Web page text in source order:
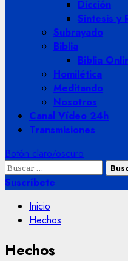
Dicción
Sintesis y
Subrayado
Biblia
Biblia
Homilética
Meditando
Nosotros
Canal Vídeo 24h
Transmisiones
Botón claro/oscuro
Buscar:
Suscríbete
Inicio
Hechos
Hechos